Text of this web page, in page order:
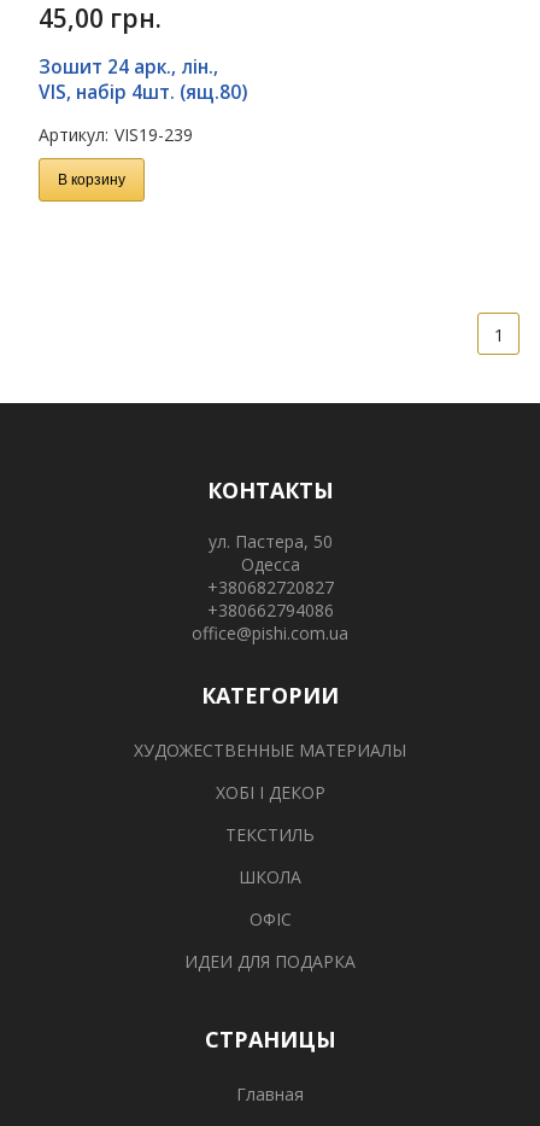
45,00 грн.
Зошит 24 арк., лін.,
VIS, набір 4шт. (ящ.80)
Артикул: VIS19-239
В корзину
1
КОНТАКТЫ
ул. Пастера, 50
Одесса
+380682720827
+380662794086
office@pishi.com.ua
КАТЕГОРИИ
ХУДОЖЕСТВЕННЫЕ МАТЕРИАЛЫ
ХОБІ І ДЕКОР
ТЕКСТИЛЬ
ШКОЛА
ОФІС
ИДЕИ ДЛЯ ПОДАРКА
СТРАНИЦЫ
Главная